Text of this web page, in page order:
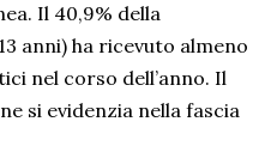
Il 40,9% della
anni) ha ricevuto almeno
nel corso dell’anno. Il
si evidenzia nella fascia